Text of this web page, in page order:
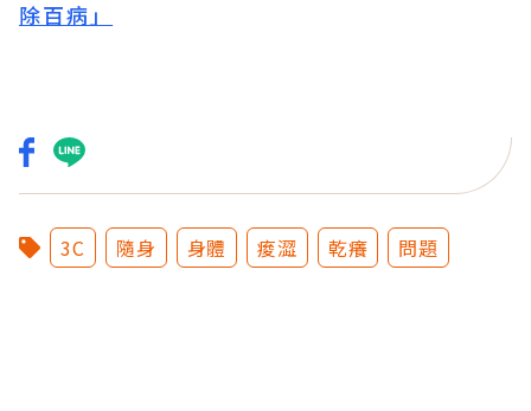
除百病」
3C 隨身 身體 痠澀 乾癢 問題